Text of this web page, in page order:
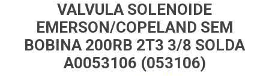
VALVULA SOLENOIDE
EMERSON/COPELAND SEM
BOBINA 200RB 2T3 3/8 SOLDA
A0053106 (053106)